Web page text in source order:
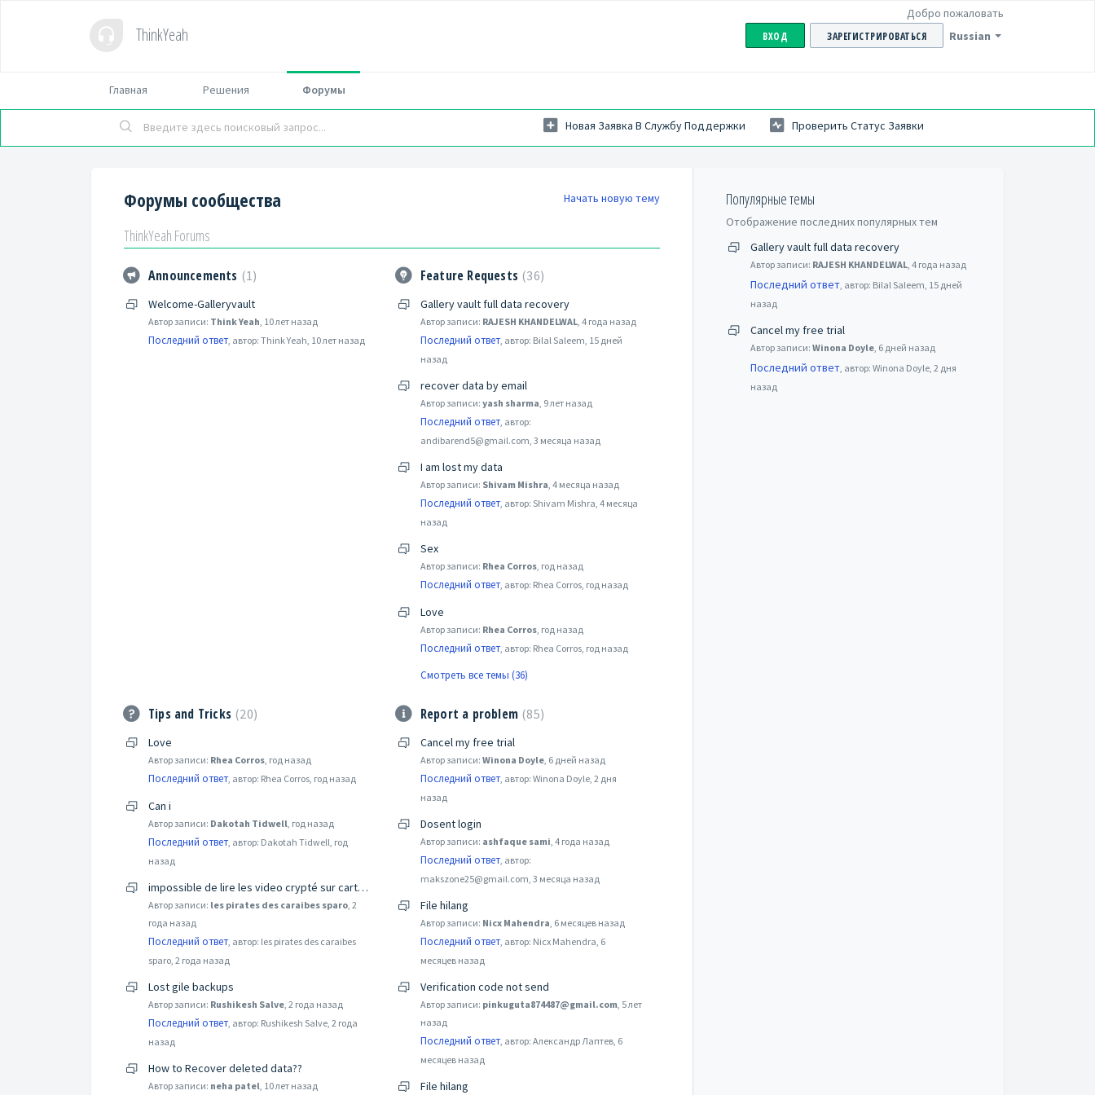
ThinkYeah Russian
Добро пожаловать
ВХОД ЗАРЕГИСТРИРОВАТЬСЯ
Главная Решения Форумы
Новая Заявка В Службу Поддержки Проверить Статус Заявки
Форумы сообщества Начать новую тему
ThinkYeah Forums
Announcements 1
Welcome-Galleryvault
Автор записи: Think Yeah, 10 лет назад
Последний ответ, автор: Think Yeah, 10 лет назад
Feature Requests 36
Gallery vault full data recovery
Автор записи: RAJESH KHANDELWAL, 4 года назад
Последний ответ, автор: Bilal Saleem, 15 дней
назад
recover data by email
Автор записи: yash sharma, 9 лет назад
Последний ответ, автор:
andibarend5@gmail.com, 3 месяца назад
I am lost my data
Автор записи: Shivam Mishra, 4 месяца назад
Последний ответ, автор: Shivam Mishra, 4 месяца
назад
Sex
Автор записи: Rhea Corros, год назад
Последний ответ, автор: Rhea Corros, год назад
Love
Автор записи: Rhea Corros, год назад
Последний ответ, автор: Rhea Corros, год назад
Смотреть все темы (36)
Tips and Tricks 20
Love
Автор записи: Rhea Corros, год назад
Последний ответ, автор: Rhea Corros, год назад
Can i
Автор записи: Dakotah Tidwell, год назад
Последний ответ, автор: Dakotah Tidwell, год
назад
impossible de lire les video crypté sur cartes sd
Автор записи: les pirates des caraibes sparo, 2
года назад
Последний ответ, автор: les pirates des caraibes
sparo, 2 года назад
Lost gile backups
Автор записи: Rushikesh Salve, 2 года назад
Последний ответ, автор: Rushikesh Salve, 2 года
назад
How to Recover deleted data??
Автор записи: neha patel, 10 лет назад
Report a problem 85
Cancel my free trial
Автор записи: Winona Doyle, 6 дней назад
Последний ответ, автор: Winona Doyle, 2 дня
назад
Dosent login
Автор записи: ashfaque sami, 4 года назад
Последний ответ, автор:
makszone25@gmail.com, 3 месяца назад
File hilang
Автор записи: Nicx Mahendra, 6 месяцев назад
Последний ответ, автор: Nicx Mahendra, 6
месяцев назад
Verification code not send
Автор записи: pinkuguta874487@gmail.com, 5 лет
назад
Последний ответ, автор: Александр Лаптев, 6
месяцев назад
File hilang
Популярные темы
Отображение последних популярных тем
Gallery vault full data recovery
Автор записи: RAJESH KHANDELWAL,4 года назад
Последний ответ, автор: Bilal Saleem, 15 дней
назад
Cancel my free trial
Автор записи:Winona Doyle, 6 дней назад
Последний ответ, автор: Winona Doyle,2 дня
назад